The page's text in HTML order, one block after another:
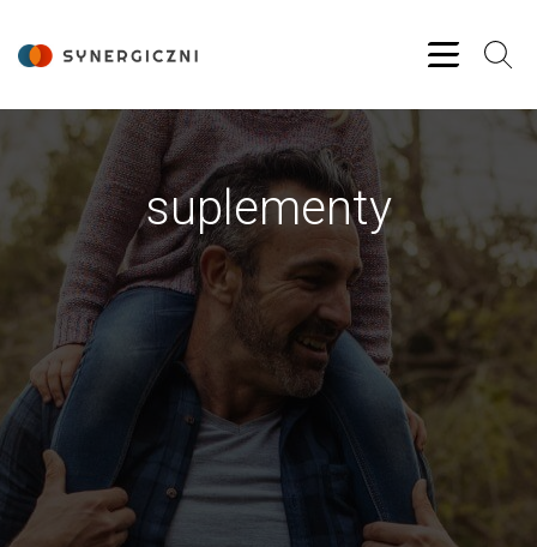
suplementy